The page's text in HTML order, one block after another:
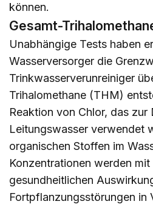
können.
Gesamt-
Unabhängige Tests haben
Wasserversorger die
Trinkwasserverunreiniger
Trihalomethane (THM)
Reaktion von Chlor, das zur
Leitungswasser verwendet
organischen Stoffen im
Konzentrationen werden
gesundheitlichen
Fortpflanzungsstörungen in